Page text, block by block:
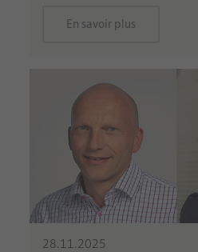
En savoir plus
28.11.2025